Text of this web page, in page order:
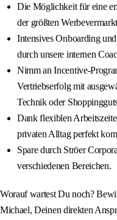
Die Möglichkeit für eine
der größten
Intensives Onboarding
durch unsere internen
Nimm an Incentive-
Vertriebserfolg mit
Technik oder
Dank flexiblen
privaten Alltag perfekt
Spare durch Ströer
verschiedenen Bereichen.
Worauf wartest Du noch?
Michael, Deinen direkten